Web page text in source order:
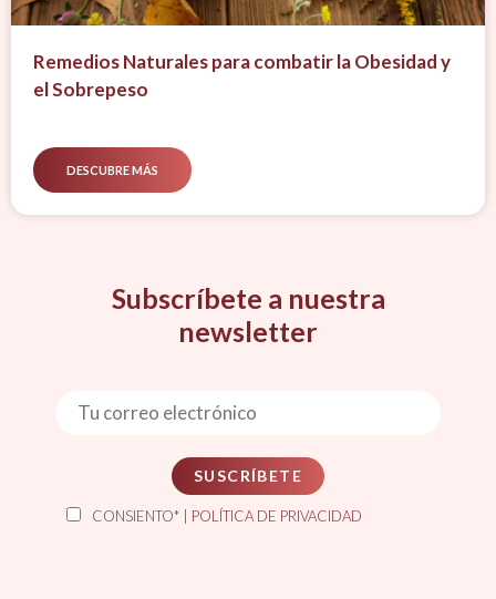
Remedios Naturales para combatir la Obesidad y
el Sobrepeso
DESCUBRE MÁS
Subscríbete a nuestra
newsletter
SUSCRÍBETE
CONSIENTO* | POLÍTICA DE PRIVACIDAD